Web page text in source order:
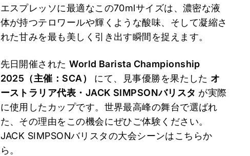
エスプレッソに最適なこの70mlサイズは、濃密な液
体が持つテロワールや輝くような酸味、 そして凝縮さ
れた甘みを最も美しく引き出す瞬間を捉えます。
先日開催されたWorld Barista Championship
2025（主催：SCA）
にて、 見事優勝を果たした オ
ーストラリア代表・JACK SIMPSONバリスタ が実際
に使用したカップです。 世界最高峰の舞台で選ばれ
た、その理由をこの機会にぜひご体験ください。
JACK SIMPSONバリスタの大会シーンはこちらか
ら。